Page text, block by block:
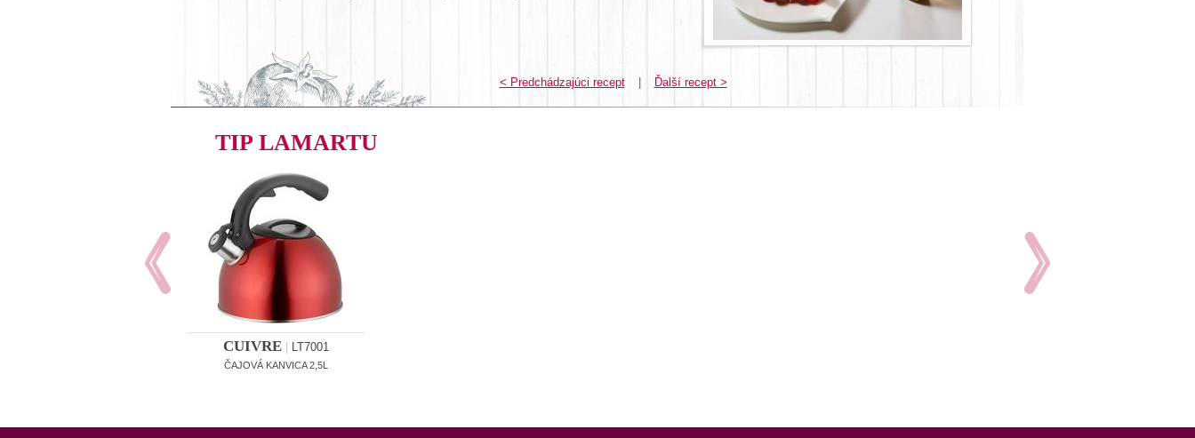
< Predchádzajúci recept Ďalší recept >
TIP LAMARTU
CUIVRE| LT7001
ČAJOVÁ KANVICA 2,5L